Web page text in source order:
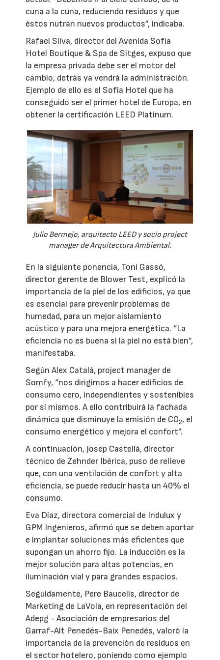
cuna a la cuna, reduciendo residuos y que
éstos nutran nuevos productos”, indicaba.
Rafael Silva, director del Avenida Sofía
Hotel Boutique & Spa de Sitges, expuso que
la empresa privada debe ser el motor del
cambio, detrás ya vendrá la administración.
Ejemplo de ello es el Sofía Hotel que ha
conseguido ser el primer hotel de Europa, en
obtener la certificación LEED Platinum.
Julio Bermejo, arquitecto LEED y socio project
manager de Arquitectura Ambiental.
En la siguiente ponencia, Toni Gassó,
director gerente de Blower Test, explicó la
importancia de la piel de los edificios, ya que
es esencial para prevenir problemas de
humedad, para un mejor aislamiento
acústico y para una mejora energética. “La
eficiencia no es buena si la piel no está bien”,
manifestaba.
Según Alex Catalá, project manager de
Somfy, “nos dirigimos a hacer edificios de
consumo cero, independientes y sostenibles
por sí mismos. A ello contribuirá la fachada
dinámica que disminuye la emisión de CO2, el
consumo energético y mejora el confort”.
A continuación, Josep Castellá, director
técnico de Zehnder Ibérica, puso de relieve
que, con una ventilación de confort y alta
eficiencia, se puede reducir hasta un 40% el
consumo.
Eva Díaz, directora comercial de Indulux y
GPM Ingenieros, afirmó que se deben aportar
e implantar soluciones más eficientes que
supongan un ahorro fijo. La inducción es la
mejor solución para altas potencias, en
iluminación vial y para grandes espacios.
Seguidamente, Pere Baucells, director de
Marketing de LaVola, en representación del
Adepg - Asociación de empresarios del
Garraf-Alt Penedés-Baix Penedés, valoró la
importancia de la prevención de residuos en
el sector hotelero, poniendo como ejemplo